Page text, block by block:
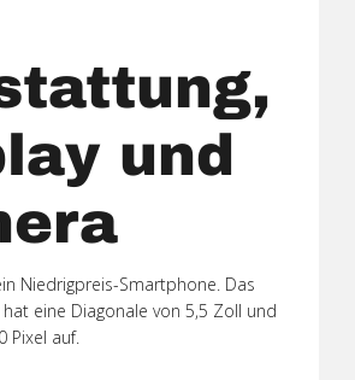
und
Niedrigpreis-Smartphone. Das
hat eine Diagonale von 5,5 Zoll und
Pixel auf.